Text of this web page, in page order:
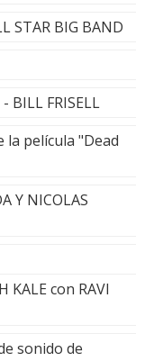
STAR BIG BAND
BILL FRISELL
la película "Dead
Y NICOLAS
KALE con RAVI
sonido de